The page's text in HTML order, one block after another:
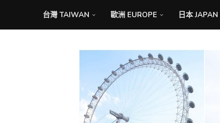
台灣 TAIWAN 歐洲 EUROPE 日本 JAPAN